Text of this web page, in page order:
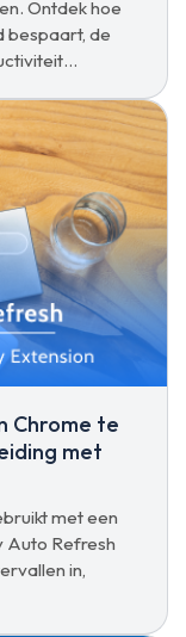
Ontdek hoe
bespaart, de
Chrome te
met
met een
Auto Refresh
in,